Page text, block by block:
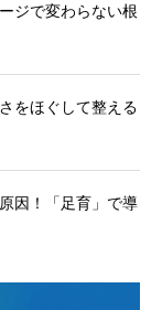
ジで変わらない根
をほぐして整える
因！「足育」で導